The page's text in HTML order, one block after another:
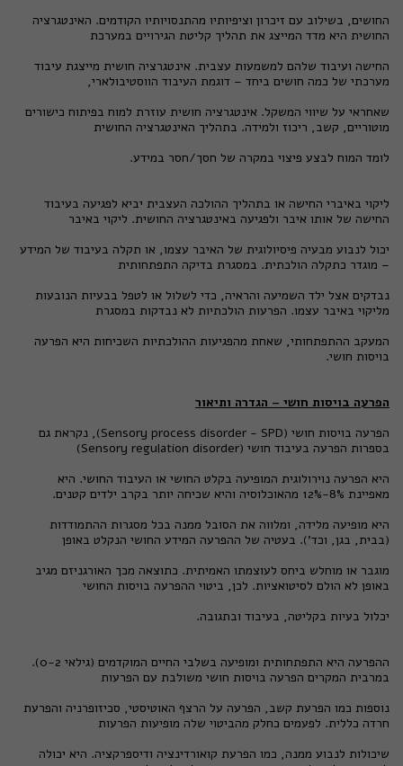
החושים, בשילוב עם זיכרון וציפיותיו מהתנסויותיו הקודמים. האינטגרציה
החושית היא מדד המייצג את תהליך קליטת הגירויים במערכת
החישה ועיבוד שלהם למשמעות עצבית. אינטגרציה חושית מייצגת עיבוד
מערכתי של כמה חושים ביחד – דוגמת העיבוד הווסטיבולארי,
שאחראי על שיווי המשקל. אינטגרציה חושית עוזרת למוח בפיתוח כישורים
מוטוריים, קשב, ריכוז ולמידה. בתהליך האינטגרציה החושית
לומד המוח לבצע פיצוי במקרה של חסך/חסר במידע.
ליקוי באיברי החישה או בתהליך ההולכה העצבית יביא לפגיעה בעיבוד
החישה של אותו איבר ולפגיעה באינטגרציה החושית. ליקוי באיבר
יכול לנבוע מבעיה פיסיולוגית של האיבר עצמו, או תקלה בעיבוד של המידע
– מוגדר כתקלה הולכתית. במסגרת בדיקה התפתחותית
נבדקים אצל ילד השמיעה והראיה, כדי לשלול או לטפל בבעיות הנובעות
מליקוי באיבר עצמו. הפרעות הולכתיות לא נבדקות במסגרת
המעקב ההתפתחותי, שאחת מהפגיעות ההולכתיות השכיחות היא הפרעה
בויסות חושי.
הפרעה בויסות חושי – הגדרה ותיאור
הפרעה בויסות חושי (Sensory process disorder - SPD), נקראת גם
בספרות הפרעה בעיבוד חושי (Sensory regulation disorder
)
היא הפרעה נוירולוגית המופיעה בקלט החושי או העיבוד החושי. היא
מאפיינת 8%-12% מהאוכלוסיה והיא שכיחה יותר בקרב ילדים קטנים.
היא מופיעה מלידה, ומלווה את הסובל ממנה בכל מסגרות ההתמודדות
(בבית, בגן, וכד'). בעטיה של ההפרעה המידע החושי הנקלט באופן
מוגבר או מוחלש ביחס לעוצמתו האמיתית. כתוצאה מכך האורגניזם מגיב
באופן לא הולם לסיטואציות. לכן, ביטוי ההפרעה בויסות החושי
יכלול בעיות בקליטה, בעיבוד ובתגובה.
ההפרעה היא התפתחותית ומופיעה בשלבי החיים המוקדמים (גילאי 0-2).
במרבית המקרים הפרעה בויסות חושי משולבת עם הפרעות
נוספות כמו הפרעת קשב, הפרעה על הרצף האוטיסטי, סכיזופרניה והפרעת
חרדה כללית. לפעמים כחלק מהביטוי שלה מופיעות הפרעות
שיכולות לנבוע ממנה, כמו הפרעת קואורדינציה ודיספרקציה. היא יכולה